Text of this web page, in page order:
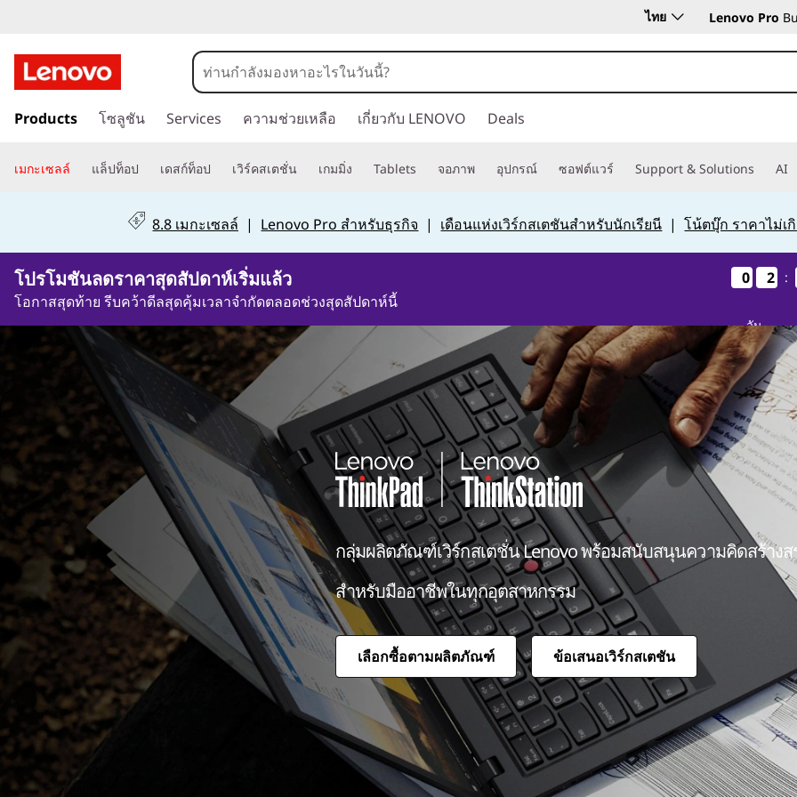
อ
ม
พิ
เ
ต
อ
วิ
ร์
ก
ส
เ
ต
ชั
ไทย Lenovo Pro
า
ไ
นื้
อ
ห
า
Products โซลูชัน Services ความช่วยเหลือ เกี่ยวกับ LENOVO Deals
เมกะเซลล์ แล็ปท็อป เดสก์ท็อป เวิร์คสเตชั่น เกมมิ่ง Tablets จอภาพ อุปกรณ์ ซอฟต์แวร์ Support & Solutions AI
8.8 เมกะเซลล์ | Lenovo Pro สำหรับธุรกิจ | เดือนแห่งเวิร์กสเตชันสำหรับนักเรียนี |โน้ตบุ๊ก ราคาไม่เ
โปรโมชันลดราคาสุดสัปดาห์เริ่มแล้ว
โอกาสสุดท้าย รีบคว้าดีลสุดคุ้มเวลาจำกัดตลอดช่วงสุดสัปดาห์นี้
0
0
0
0 2
2
2
2
วัน
:
2วัน7ชั่วโมง1นาที24วินาที
กลุ่มผลิตภัณฑ์เวิร์กสเตชั่น Lenovo พร้อมสนับสนุนความคิดสร้างส
สำหรับมืออาชีพในทุกอุตสาหกรรม
เลือกซื้อตามผลิตภัณฑ์ ข้อเสนอเวิร์กสเตชัน